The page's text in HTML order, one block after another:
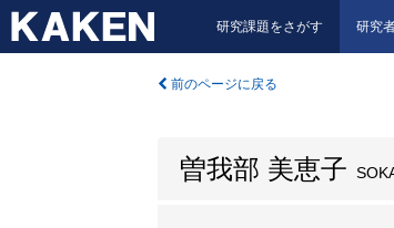
研究課題をさがす 研究
前のページに戻る
曽我部 美恵子